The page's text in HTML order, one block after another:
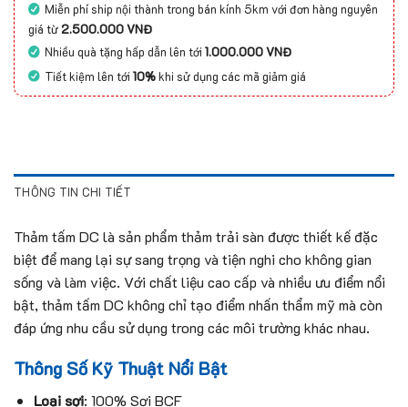
Miễn phí ship nội thành trong bán kính 5km với đơn hàng nguyên
giá từ2.500.000 VNĐ
Nhiều quà tặng hấp dẫn lên tới1.000.000 VNĐ
Tiết kiệm lên tới10%khi sử dụng các mã giảm giá
THÔNG TIN CHI TIẾT
Thảm tấm DC là sản phẩm thảm trải sàn được thiết kế đặc
biệt để mang lại sự sang trọng và tiện nghi cho không gian
sống và làm việc. Với chất liệu cao cấp và nhiều ưu điểm nổi
bật, thảm tấm DC không chỉ tạo điểm nhấn thẩm mỹ mà còn
đáp ứng nhu cầu sử dụng trong các môi trường khác nhau.
Thông Số Kỹ Thuật Nổi Bật
Loại sợi: 100% Sợi BCF